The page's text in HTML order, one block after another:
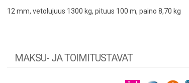
12 mm, vetolujuus 1300 kg, pituus 100 m, paino 8,70 kg
MAKSU- JA TOIMITUSTAVAT